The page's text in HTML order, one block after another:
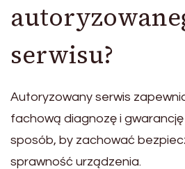
serwisu?
Autoryzowany serwis
fachową diagnozę i
sposób, by zachować
sprawność urządzenia.